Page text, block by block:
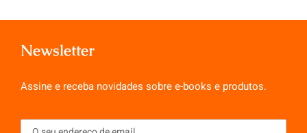
Newsletter
Assine e receba novidades sobre e-books e produtos.